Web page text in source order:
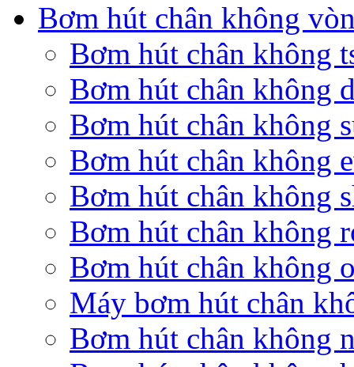
Bơm hút chân không
Bơm hút chân không
Bơm hút chân không
Bơm hút chân không
Bơm hút chân không
Bơm hút chân không
Bơm hút chân không
Bơm hút chân không
Máy bơm hút chân
Bơm hút chân không